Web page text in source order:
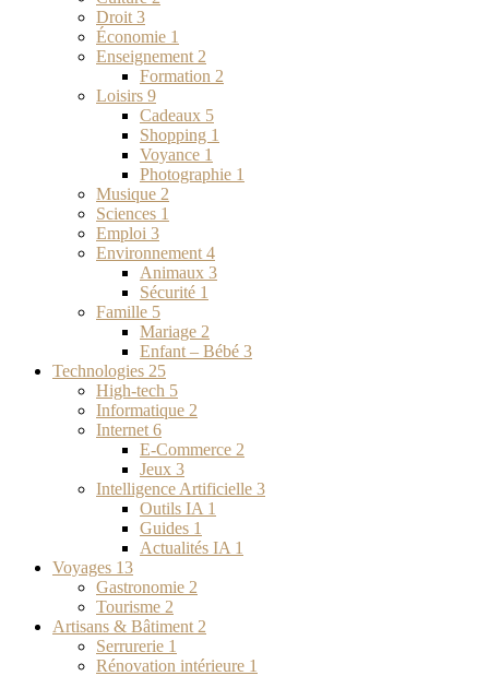
Droit 3
Économie 1
Enseignement 2
Formation 2
Loisirs 9
Cadeaux 5
Shopping 1
Voyance 1
Photographie 1
Musique 2
Sciences 1
Emploi 3
Environnement 4
Animaux 3
Sécurité 1
Famille 5
Mariage 2
Enfant – Bébé 3
Technologies 25
High-tech 5
Informatique 2
Internet 6
E-Commerce 2
Jeux 3
Intelligence Artificielle 3
Outils IA 1
Guides 1
Actualités IA 1
Voyages 13
Gastronomie 2
Tourisme 2
Artisans & Bâtiment 2
Serrurerie 1
Rénovation intérieure 1